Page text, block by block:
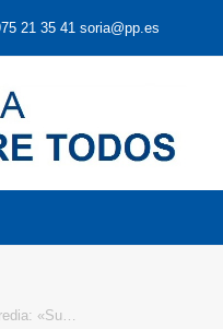
21 35 41 soria@pp.es
«Su…